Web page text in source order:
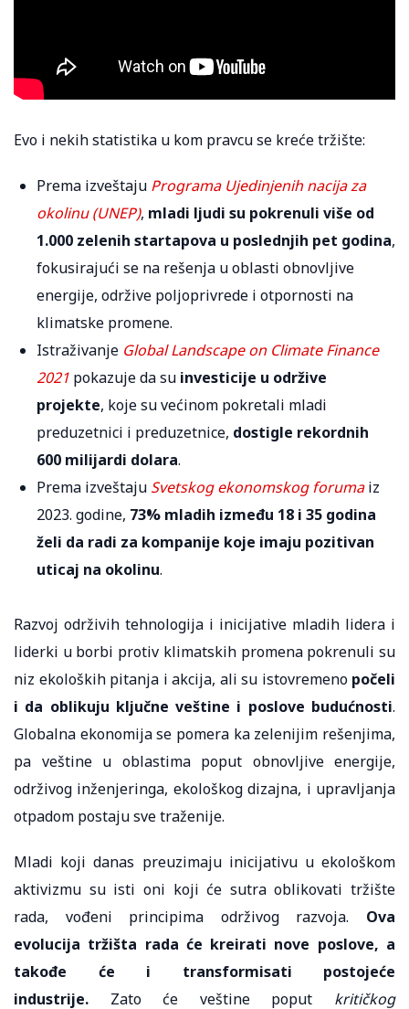
Evo i nekih statistika u kom pravcu se kreće tržište:
Prema izveštaju Programa Ujedinjenih nacija za
okolinu (UNEP), mladi ljudi su pokrenuli više od
1.000 zelenih startapova u poslednjih pet godina,
fokusirajući se na rešenja u oblasti obnovljive
energije, održive poljoprivrede i otpornosti na
klimatske promene.
Istraživanje Global Landscape on Climate Finance
2021 pokazuje da su investicije u održive
projekte, koje su većinom pokretali mladi
preduzetnici i preduzetnice, dostigle rekordnih
600 milijardi dolara.
Prema izveštaju Svetskog ekonomskog forumaiz
2023. godine, 73% mladih između 18 i 35 godina
želi da radi za kompanije koje imaju pozitivan
uticaj na okolinu.
Razvoj održivih tehnologija i inicijative mladih lidera i
liderki u borbi protiv klimatskih promena pokrenuli su
niz ekoloških pitanja i akcija, ali su istovremeno počeli
i da oblikuju ključne veštine i poslove budućnosti.
Globalna ekonomija se pomera ka zelenijim rešenjima,
pa veštine u oblastima poput obnovljive energije,
održivog inženjeringa, ekološkog dizajna, i upravljanja
otpadom postaju sve traženije.
Mladi koji danas preuzimaju inicijativu u ekološkom
aktivizmu su isti oni koji će sutra oblikovati tržište
rada, vođeni principima održivog razvoja. Ova
evolucija tržišta rada će kreirati nove poslove, a
takođe će i transformisati postojeće
industrije. Zato će veštine poput kritičkog